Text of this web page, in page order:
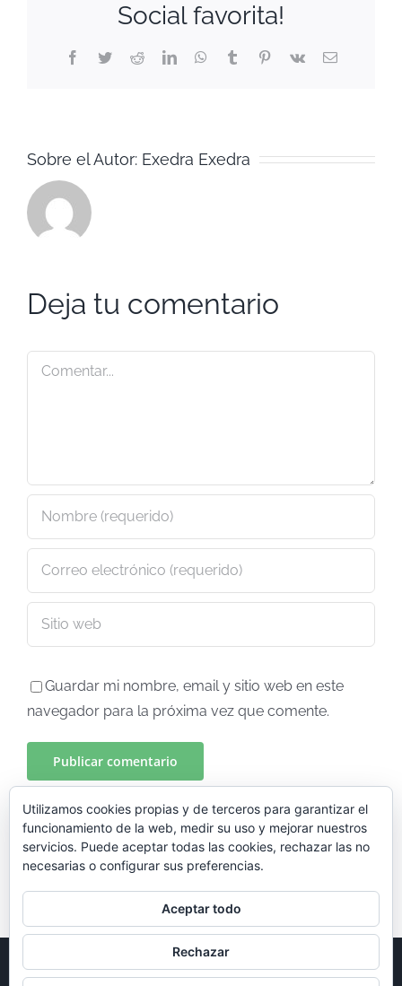
Social favorita!
Facebook
TwitterRedditLinkedInWhatsApp
TumblrPinterest
Vk
Correo
Sobre el Autor: Exedra Exedra
Deja tu comentario
Comentar
Guardar mi nombre, email y sitio web en este
navegador para la próxima vez que comente.
Utilizamos cookies propias y de terceros para garantizar el
funcionamiento de la web, medir su uso y mejorar nuestros
servicios. Puede aceptar todas las cookies, rechazar las no
necesarias o configurar sus preferencias.
Aceptar todo
Rechazar